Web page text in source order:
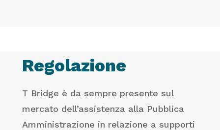
Regolazione
T Bridge è da sempre presente sul
mercato dell’assistenza alla Pubblica
Amministrazione in relazione a supporti